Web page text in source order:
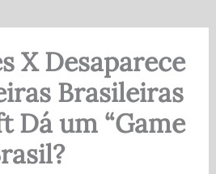
X Desaparece
Brasileiras
Dá um “Game